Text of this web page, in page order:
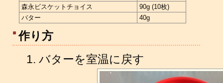
森永ビスケットチョイス
90g (10枚)
バター
40g
作り方
バターを室温に戻す